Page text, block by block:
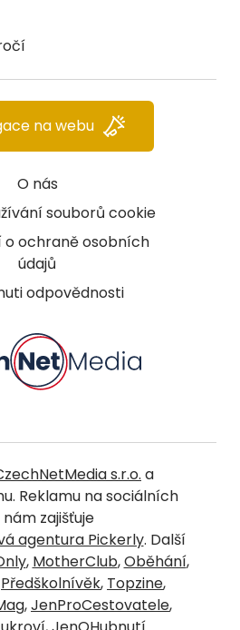
O nás
souborů cookie
o ochraně osobních
údajů
odpovědnosti
na webu
s.r.o. a
Reklamu na sociálních
zajišťuje
agentura Pickerly. Další
, MotherClub,Oběhání,
Předškolnívěk, Topzine,
,JenProCestovatele,